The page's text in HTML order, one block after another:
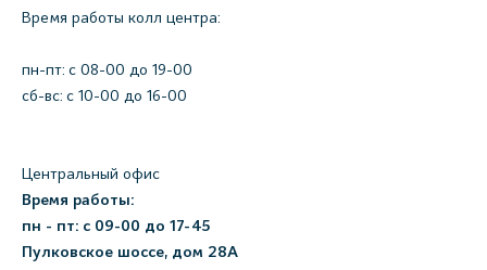
Время работы колл центра:
пн-пт: c 08-00 до 19-00
сб-вс: с 10-00 до 16-00
Центральный офис
Время работы:
пн - пт: с 09-00 до 17-45
Пулковское шоссе, дом 28А